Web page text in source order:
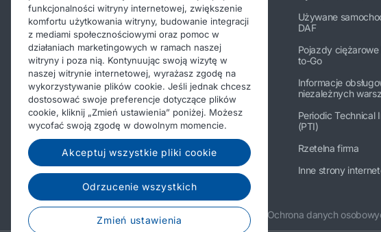
Używane
DAF
Pojazdy ciężarowe
to-Go
Informacje
niezależnych
Periodic Technical
(PTI)
Rzetelna firma
Inne strony
© 2026 DAF Nota prawna Ochrona danych
funkcjonalności witryny internetowej, zwiększenie
komfortu użytkowania witryny, budowanie integracji
z mediami społecznościowymi oraz pomoc w
działaniach marketingowych w ramach naszej
witryny i poza nią. Kontynuując swoją wizytę w
naszej witrynie internetowej, wyrażasz zgodę na
wykorzystywanie plików cookie. Jeśli jednak chcesz
dostosować swoje preferencje dotyczące plików
cookie, kliknij „Zmień ustawienia” poniżej. Możesz
wycofać swoją zgodę w dowolnym momencie.
Akceptuj wszystkie pliki cookie
Odrzucenie wszystkich
Zmień ustawienia